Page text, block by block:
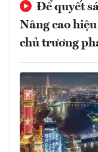
Để quyết
Nâng cao
chủ trương